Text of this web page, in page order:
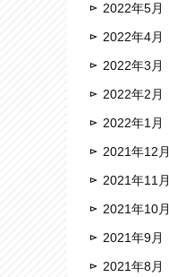
2022年5月
2022年4月
2022年3月
2022年2月
2022年1月
2021年12月
2021年11月
2021年10月
2021年9月
2021年8月